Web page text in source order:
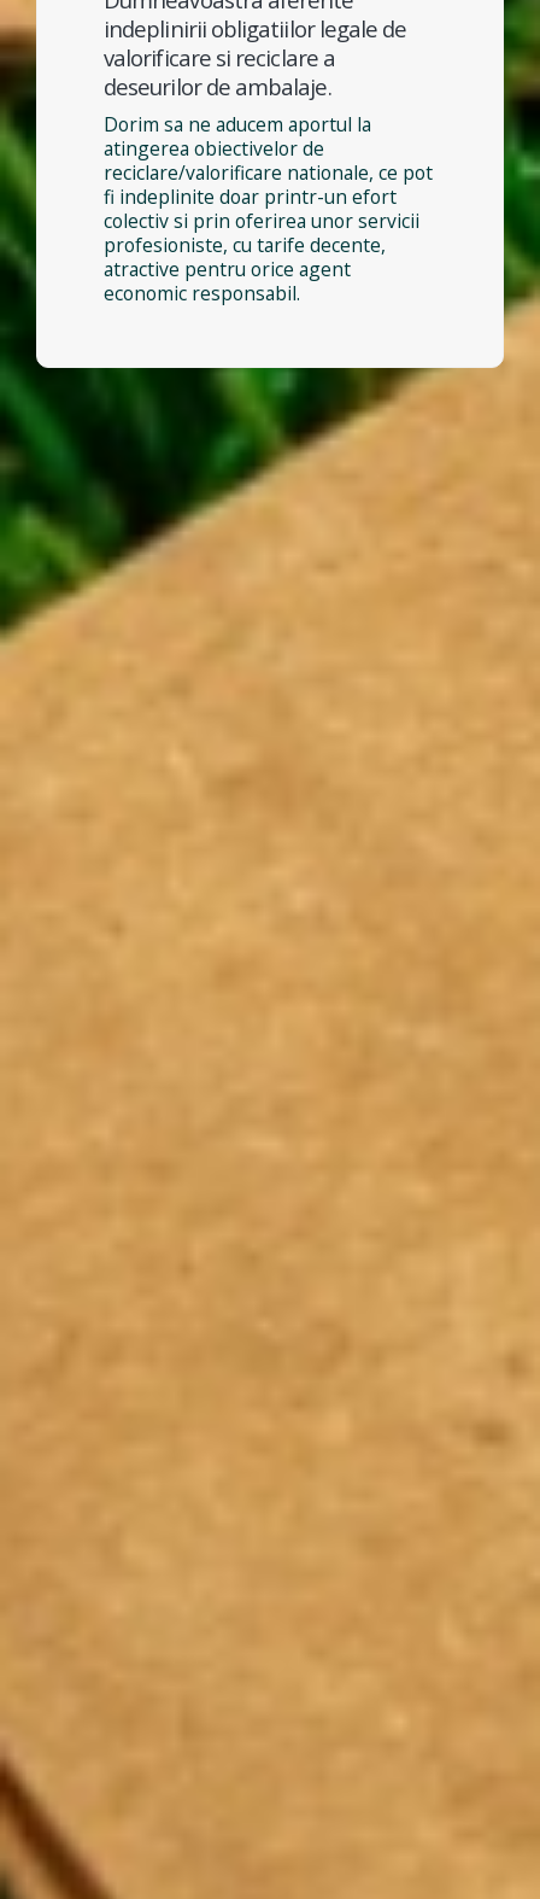
indeplinirii obligatiilor legale de
valorificare si reciclare a
deseurilor de ambalaje.
Dorim sa ne aducem aportul la
atingerea obiectivelor de
reciclare/valorificare nationale, ce pot
fi indeplinite doar printr-un efort
colectiv si prin oferirea unor servicii
profesioniste, cu tarife decente,
atractive pentru orice agent
economic responsabil.